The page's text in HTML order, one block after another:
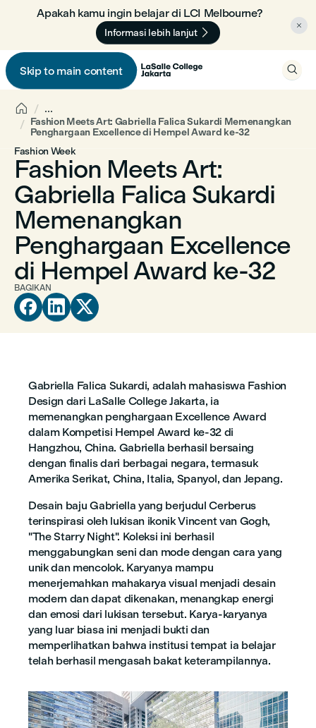
Apakah kamu ingin belajar di LCI Melbourne? 🇦🇺
Informasi lebih lanjut 

Skip to main content
 
 ...
Fashion Meets Art: Gabriella Falica Sukardi Memenangkan
Penghargaan Excellence di Hempel Award ke-32
Fashion Week
Fashion Meets Art:
Gabriella Falica Sukardi
Memenangkan
Penghargaan Excellence
di Hempel Award ke-32
BAGIKAN
  
Gabriella Falica Sukardi, adalah mahasiswa Fashion
Design dari LaSalle College Jakarta, ia
memenangkan penghargaan Excellence Award
dalam Kompetisi Hempel Award ke-32 di
Hangzhou, China. Gabriella berhasil bersaing
dengan finalis dari berbagai negara, termasuk
Amerika Serikat, China, Italia, Spanyol, dan Jepang.
Desain baju Gabriella yang berjudul Cerberus
terinspirasi oleh lukisan ikonik Vincent van Gogh,
"The Starry Night". Koleksi ini berhasil
menggabungkan seni dan mode dengan cara yang
unik dan mencolok. Karyanya mampu
menerjemahkan mahakarya visual menjadi desain
modern dan dapat dikenakan, menangkap energi
dan emosi dari lukisan tersebut. Karya-karyanya
yang luar biasa ini menjadi bukti dan
memperlihatkan bahwa institusi tempat ia belajar
telah berhasil mengasah bakat keterampilannya.